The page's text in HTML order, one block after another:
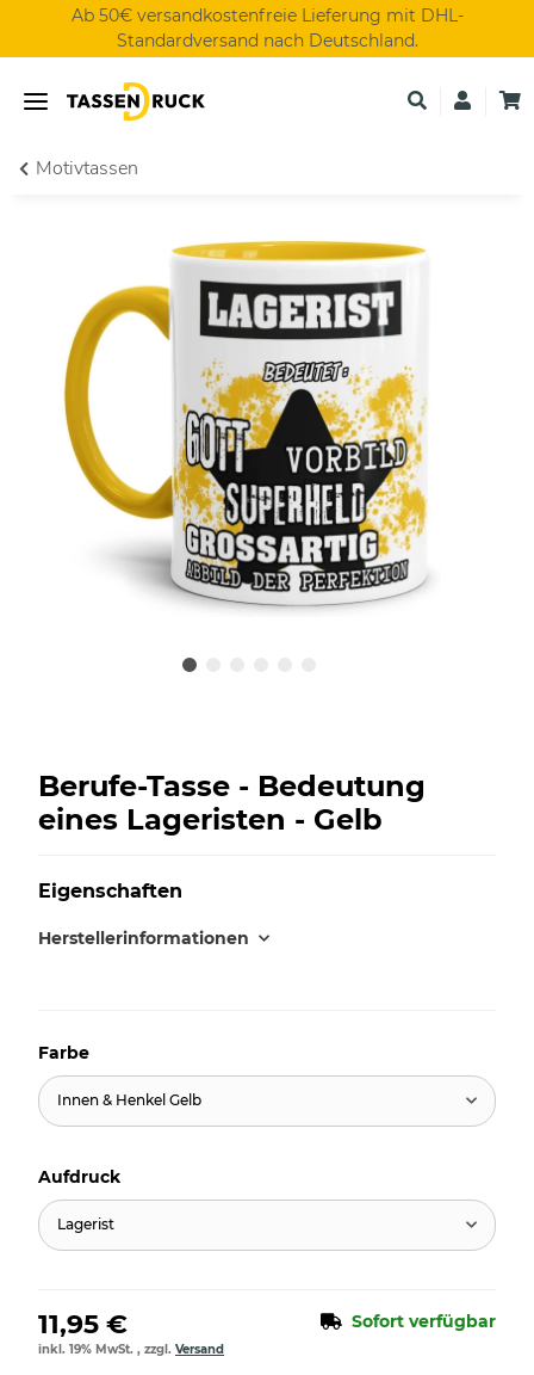
Ab 50€ versandkostenfreie Lieferung mit DHL-
Standardversand nach Deutschland.
Motivtassen
Berufe-Tasse - Bedeutung
eines Lageristen - Gelb
Eigenschaften
Herstellerinformationen
Farbe
Innen & Henkel Gelb
Aufdruck
Lagerist
11,95 € Sofort verfügbar
inkl. 19% MwSt. , zzgl. Versand